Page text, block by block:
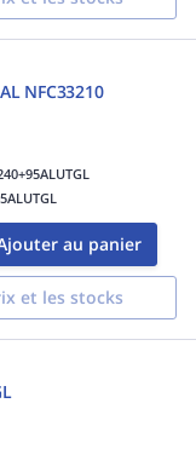
NFC33210
au panier
et les stocks